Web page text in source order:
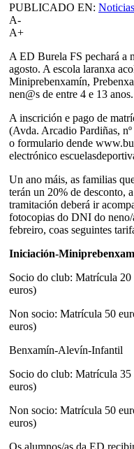
PUBLICADO EN:
A-
A+
A ED Burela FS pechará a
agosto. A escola laranxa
Miniprebenxamín,
nen@s de entre 4 e 13 anos.
A inscrición e pago de
(Avda. Arcadio Pardiñas,
o formulario dende
electrónico
Un ano máis, as familias
terán un 20% de desconto,
tramitación deberá ir
fotocopias do DNI do neno/
febreiro, coas seguintes
Iniciación-
Socio do club: Matrícula 20
euros)
Non socio: Matrícula 50
euros)
Benxamín-Alevín-Infantil
Socio do club: Matrícula 35
euros)
Non socio: Matrícula 50
euros)
Os alumnos/as da ED